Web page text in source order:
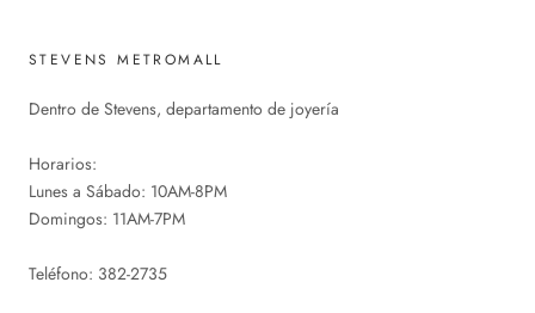
STEVENS METROMALL
Dentro de Stevens, departamento de joyería
Horarios:
Lunes a Sábado: 10AM-8PM
Domingos: 11AM-7PM
Teléfono: 382-2735